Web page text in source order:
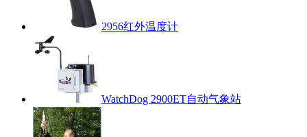
2956红外温度计
WatchDog 2900ET自动气象站